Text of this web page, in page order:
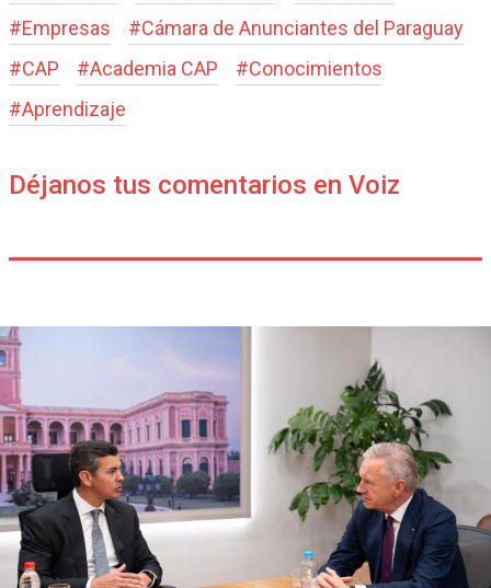
#Empresas #Cámara de Anunciantes del Paraguay
#CAP #Academia CAP #Conocimientos
#Aprendizaje
Déjanos tus comentarios en Voiz